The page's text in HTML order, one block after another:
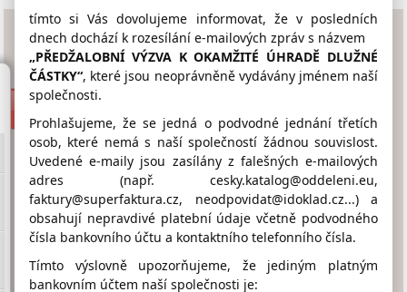
ZŠ A MŠ Kněžmost
příspěvková organizace
326 702 166
skola@zs.knezmost.cz
Hodnocení firmy ZŠ A MŠ
Kněžmost od návštěvníků
Firma doposud nasbírala:
tímto si Vás dovolujeme informovat, že v posledních
dnech dochází k rozesílání e-mailových zpráv s názvem
„PŘEDŽALOBNÍ VÝZVA K OKAMŽITÉ ÚHRADĚ DLUŽNÉ
ČÁSTKY“, které jsou neoprávněně vydávány jménem naší
společnosti.
Prohlašujeme, že se jedná o podvodné jednání třetích
osob, které nemá s naší společností žádnou souvislost.
Uvedené e-maily jsou zasílány z falešných e-mailových
adres (např. cesky.katalog@oddeleni.eu,
faktury@superfaktura.cz, neodpovidat@idoklad.cz...) a
obsahují nepravdivé platební údaje včetně podvodného
čísla bankovního účtu a kontaktního telefonního čísla.
Tímto výslovně upozorňujeme, že jediným platným
bankovním účtem naší společnosti je: